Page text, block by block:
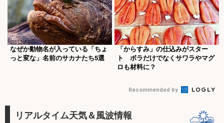
なぜか動物名が入っている「ちょ
っと変な」名前のサカナたち5選
「からすみ」の仕込みがスター
ト ボラだけでなくサワラやマグ
ロも材料に？
Recommended by
リアルタイム天気＆風波情報